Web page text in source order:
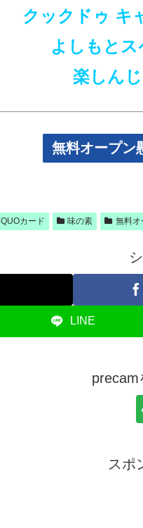
クックドゥ キ
よしもと
楽しん
無料オープン
QUOカード 味の素 無料オ
LINE
precam
スポ